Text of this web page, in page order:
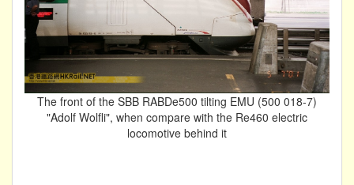
The front of the SBB RABDe500 tilting EMU (500 018-7)
"Adolf Wolfli", when compare with the Re460 electric
locomotive behind it